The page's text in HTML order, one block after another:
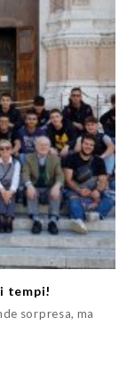
tempi!
sorpresa, ma